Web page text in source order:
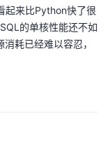
起来比Python快了很
的单核性能还不如
耗已经难以容忍，